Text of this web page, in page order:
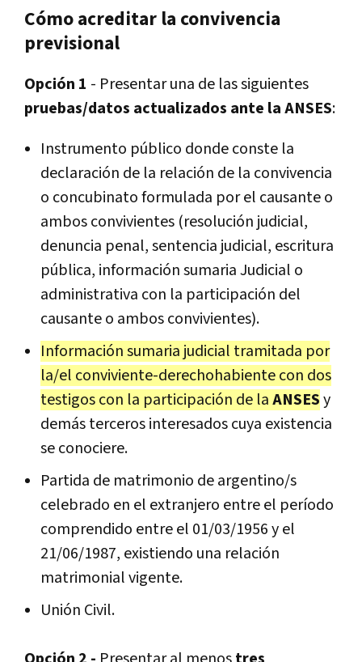
Cómo acreditar la convivencia
previsional
Opción 1 - Presentar una de las siguientes
pruebas/datos actualizados ante la ANSES:
Instrumento público donde conste la
declaración de la relación de la convivencia
o concubinato formulada por el causante o
ambos convivientes (resolución judicial,
denuncia penal, sentencia judicial, escritura
pública, información sumaria Judicial o
administrativa con la participación del
causante o ambos convivientes).
Información sumaria judicial tramitada por
la/el conviviente-derechohabiente con dos
testigos con la participación de laANSESy
demás terceros interesados cuya existencia
se conociere.
Partida de matrimonio de argentino/s
celebrado en el extranjero entre el período
comprendido entre el 01/03/1956 y el
21/06/1987, existiendo una relación
matrimonial vigente.
Unión Civil.